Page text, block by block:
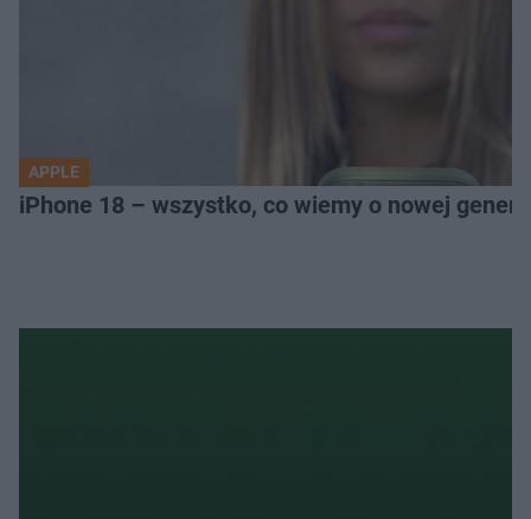
APPLE
iPhone 18 – wszystko, co wiemy o nowej